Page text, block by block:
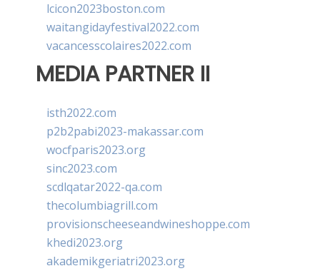
lcicon2023boston.com
waitangidayfestival2022.com
vacancesscolaires2022.com
MEDIA PARTNER II
isth2022.com
p2b2pabi2023-makassar.com
wocfparis2023.org
sinc2023.com
scdlqatar2022-qa.com
thecolumbiagrill.com
provisionscheeseandwineshoppe.com
khedi2023.org
akademikgeriatri2023.org